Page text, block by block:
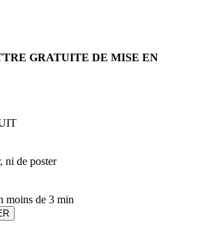
GRATUITE DE MISE EN
ni de poster
moins de 3 min